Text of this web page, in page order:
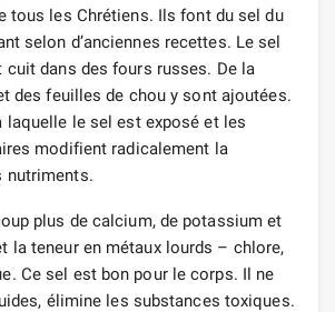
tous les Chrétiens. Ils font du sel du
selon d’anciennes recettes. Le sel
cuit dans des fours russes. De la
des feuilles de chou y sont ajoutées.
laquelle le sel est exposé et les
modifient radicalement la
nutriments.
plus de calcium, de potassium et
la teneur en métaux lourds – chlore,
Ce sel est bon pour le corps. Il ne
élimine les substances toxiques.